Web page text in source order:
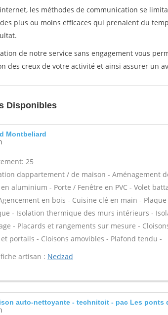
les méthodes de communication se
plus ou moins efficaces qui prenaient du
de notre service sans engagement vous
des creux de votre activité et ainsi assurer un
Disponibles
Montbeliard
25
dappartement / de maison - Aménagement
aluminium - Porte / Fenêtre en PVC - Volet
en bois - Cuisine clé en main -
- Isolation thermique des murs intérieurs -
- Placards et rangements sur mesure -
portails - Cloisons amovibles - Plafond tendu -
artisan : Nedzad
auto-nettoyante - technitoit - pac Les ponts